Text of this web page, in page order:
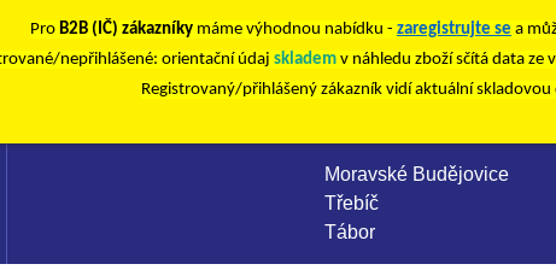
Pro B2B (IČ) zákazníky máme výhodnou nabídku - zaregistrujte se a
nepřihlášené: orientační údaj skladem v náhledu zboží sčítá data ze
Registrovaný/přihlášený zákazník vidí aktuální
Moravské Budějovice
Třebíč
Tábor